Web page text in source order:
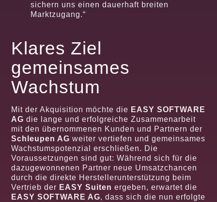
sichern uns einen dauerhaft breiten
Marktzugang.“
Klares Ziel
gemeinsames
Wachstum
Mit der Akquisition möchte die EASY SOFTWARE
AG die lange und erfolgreiche Zusammenarbeit
mit den übernommenen Kunden und Partnern der
Schleupen AG weiter vertiefen und gemeinsames
Wachstumspotenzial erschließen. Die
Voraussetzungen sind gut: Während sich für die
dazugewonnenen Partner neue Umsatzchancen
durch die direkte Herstellerunterstützung beim
Vertrieb der EASY Suiten ergeben, erwartet die
EASY SOFTWARE AG, dass sich die nun erfolgte